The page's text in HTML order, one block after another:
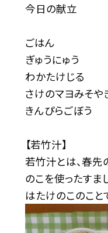
今日の献立
ごはん
ぎゅうにゅう
わかたけじる
さけのマヨみそや
きんぴらごぼう
【若竹汁】
若竹汁とは、春先
のこを使ったすまし
はたけのこのこと